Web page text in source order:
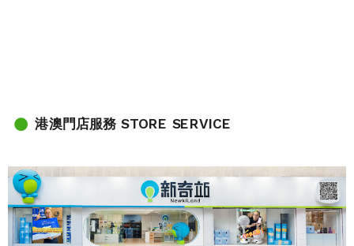
港澳門店服務 STORE SERVICE